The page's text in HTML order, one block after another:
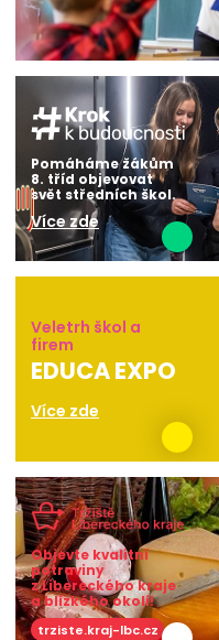
Pomáháme žákům
8. tříd objevovat
svět středních škol.
Více zde
Veletrh škol a
firem
EDUCA EXPO
Více zde
Objevte kvalitní
potraviny
z Libereckého kraje
a blízkého okolí!
trziste.kraj-lbc.cz